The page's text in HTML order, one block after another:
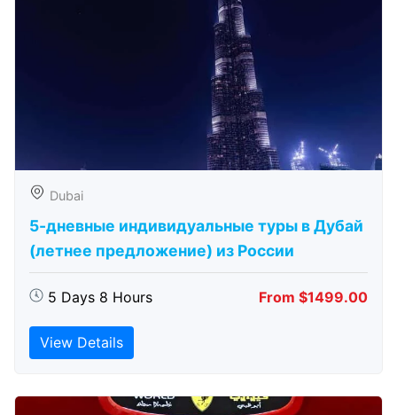
Dubai
5-дневные индивидуальные туры в Дубай
(летнее предложение) из России
5 Days 8 Hours From $1499.00
View Details